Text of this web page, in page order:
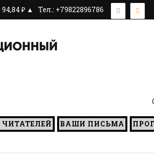
94,84 ₽ ▲ Тел.: +79822896786
С
ВАШИ ПИСЬМА